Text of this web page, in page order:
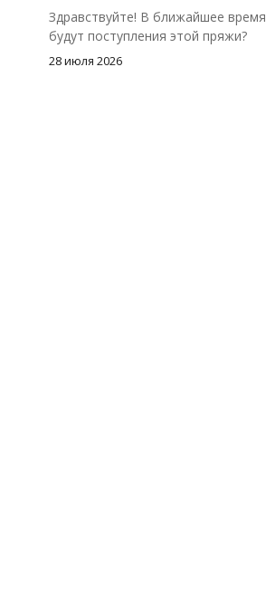
Здравствуйте! В ближайшее время
будут поступления этой пряжи?
28 июля 2026